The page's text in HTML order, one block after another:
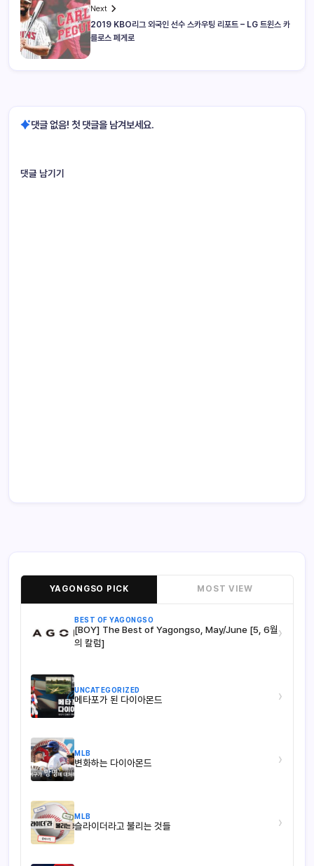
Next
2019 KBO리그 외국인 선수 스카우팅 리포트 – LG 트윈스 카
를로스 페게로
댓글 없음! 첫 댓글을 남겨보세요.
댓글 남기기
YAGONGSO PICK MOST VIEW
BEST OF YAGONGSO
[BOY] The Best of Yagongso, May/June [5, 6월
의 칼럼]
›
UNCATEGORIZED
메타포가 된 다이아몬드 ›
MLB
변화하는 다이아몬드 ›
MLB
슬라이더라고 불리는 것들 ›